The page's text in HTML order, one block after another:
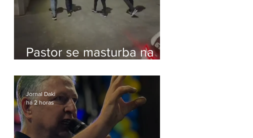
Pastor se masturba na
preso na Zona Oeste
Jornal Daki
há 2 horas